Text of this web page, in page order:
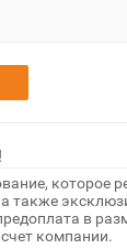
которое
также
в
компании.